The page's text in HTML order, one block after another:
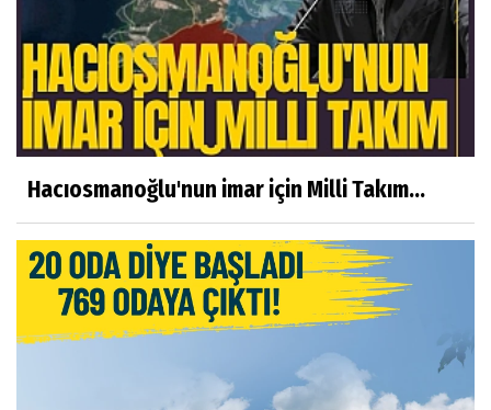
Hacıosmanoğlu'nun imar için Milli Takım...